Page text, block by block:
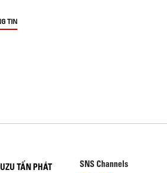
TIN
TẤN PHÁT SNS Channels